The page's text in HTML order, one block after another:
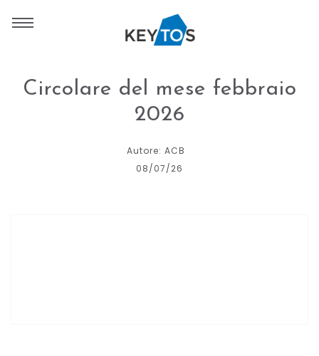
Circolare del mese febbraio
2026
Autore: ACB
08/07/26